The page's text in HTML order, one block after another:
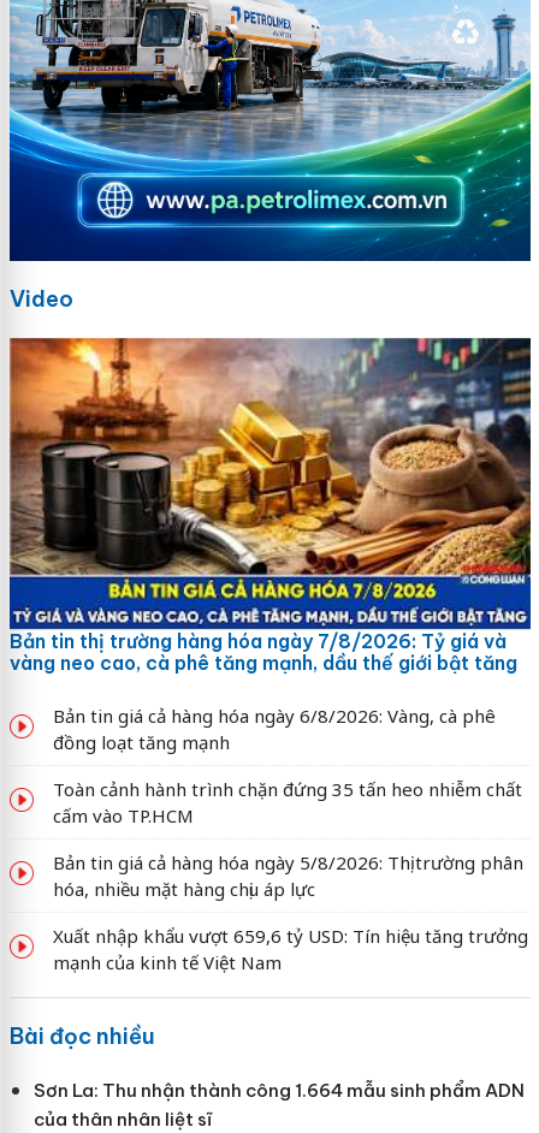
Video
Bản tin thị trường hàng hóa ngày 7/8/2026: Tỷ giá và
vàng neo cao, cà phê tăng mạnh, dầu thế giới bật tăng
Bản tin giá cả hàng hóa ngày 6/8/2026: Vàng, cà phê
đồng loạt tăng mạnh
Toàn cảnh hành trình chặn đứng 35 tấn heo nhiễm chất
cấm vào TP.HCM
Bản tin giá cả hàng hóa ngày 5/8/2026: Thị trường phân
hóa, nhiều mặt hàng chịu áp lực
Xuất nhập khẩu vượt 659,6 tỷ USD: Tín hiệu tăng trưởng
mạnh của kinh tế Việt Nam
Bài đọc nhiều
Sơn La: Thu nhận thành công 1.664 mẫu sinh phẩm ADN
của thân nhân liệt sĩ